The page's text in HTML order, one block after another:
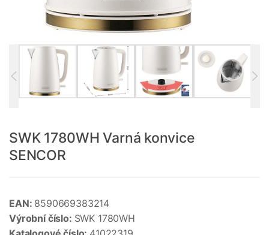
SWK 1780WH Varná konvice
SENCOR
EAN: 8590669383214
Výrobní číslo: SWK 1780WH